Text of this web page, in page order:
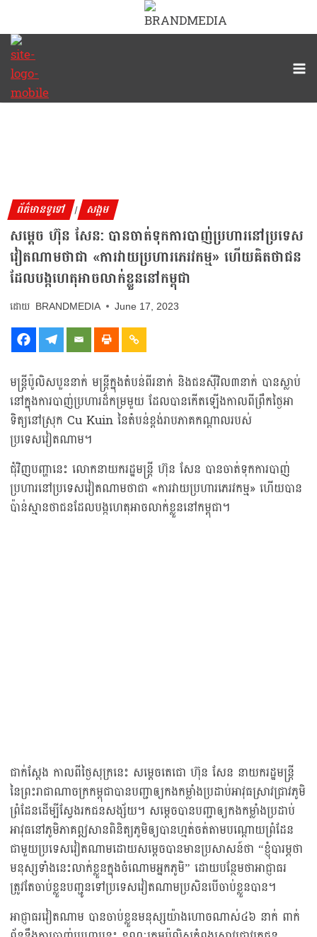
ព័ត៌មានទូទៅ | សង្គម
សម្ដេច ហ៊ុន សែន: បានចាត់ទុកការបាញ់ប្រហារនៅប្រទេស
វៀតណាមថាជា «ការវាយប្រហារភេរវកម្ម» ហើយគិតថាជន
ដែលបង្កហេតុអាចលាក់ខ្លួននៅកម្ពុជា
BRANDMEDIA June 17, 2023
មន្ត្រីប៉ូលិសបួននាក់ មន្ត្រីក្នុងតំបន់ពីរនាក់ និងជនស៊ីវិល៣នាក់ បានស្លាប់
នៅក្នុងការបាញ់ប្រហារដ៏កម្រមួយ ដែលបានកើតឡើងកាលពីព្រឹកថ្ងៃអា
ទិត្យនៅស្រុក Cu Kuin នៃតំបន់ខ្ពង់រាបភាគកណ្តាលរបស់
ប្រទេសវៀតណាម។
ជុំវិញបញ្ហានេះ លោកនាយករដ្ឋមន្ត្រី ហ៊ុន សែន បានចាត់ទុកការបាញ់
ប្រហារនៅប្រទេសវៀតណាមថាជា «ការវាយប្រហារភេរវកម្ម» ហើយបាន
ប៉ាន់ស្មានថាជនដែលបង្កហេតុអាចលាក់ខ្លួននៅកម្ពុជា។
ជាក់ស្ដែង កាលពីថ្ងៃសុក្រនេះ សម្តេចតេជោ ហ៊ុន សែន នាយករដ្ឋមន្ត្រី
នៃព្រះរាជាណាចក្រកម្ពុជាបានបញ្ជាឲ្យកងកម្លាំងប្រដាប់អាវុធស្រាវជ្រាវភូមិ
ព្រំដែនដើម្បីស្វែងរកជនសង្ស័យ។ សម្ដេចបានបញ្ជាឲ្យកងកម្លាំងប្រដាប់
អាវុធនៅភូមិភាគឦសានពិនិត្យភូមិឲ្យបានហ្មត់ចត់តាមបណ្តោយព្រំដែន
ជាមួយប្រទេសវៀតណាមដោយសម្ដេចបានមានប្រសាសន៍ថា “ខ្ញុំបារម្ភថា
មនុស្សទាំងនេះលាក់ខ្លួនក្នុងចំណោមអ្នកភូមិ” ដោយបន្ថែមថាអាជ្ញាធរ
ត្រូវតែចាប់ខ្លួនបញ្ជូនទៅប្រទេសវៀតណាមប្រសិនបើចាប់ខ្លួនបាន។
អាជ្ញាធរវៀតណាម បានចាប់ខ្លួនមនុស្សយ៉ាងហោចណាស់៤៦ នាក់ ពាក់